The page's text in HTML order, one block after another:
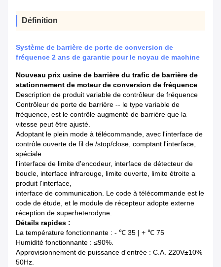
Définition
Système de barrière de porte de conversion de
fréquence 2 ans de garantie pour le noyau de machine
Nouveau prix usine de barrière du trafic de barrière de
stationnement de moteur de conversion de fréquence
Description de produit variable de contrôleur de fréquence
Contrôleur de porte de barrière -- le type variable de
fréquence, est le contrôle augmenté de barrière que la
vitesse peut être ajusté.
Adoptant le plein mode à télécommande, avec l'interface de
contrôle ouverte de fil de /stop/close, comptant l'interface,
spéciale
l'interface de limite d'encodeur, interface de détecteur de
boucle, interface infrarouge, limite ouverte, limite étroite a
produit l'interface,
interface de communication. Le code à télécommande est le
code de étude, et le module de récepteur adopte externe
réception de superheterodyne.
Détails rapides :
La température fonctionnante : - ℃ 35 | + ℃ 75
Humidité fonctionnante : ≤90%.
Approvisionnement de puissance d'entrée : C.A. 220V±10%
50Hz.